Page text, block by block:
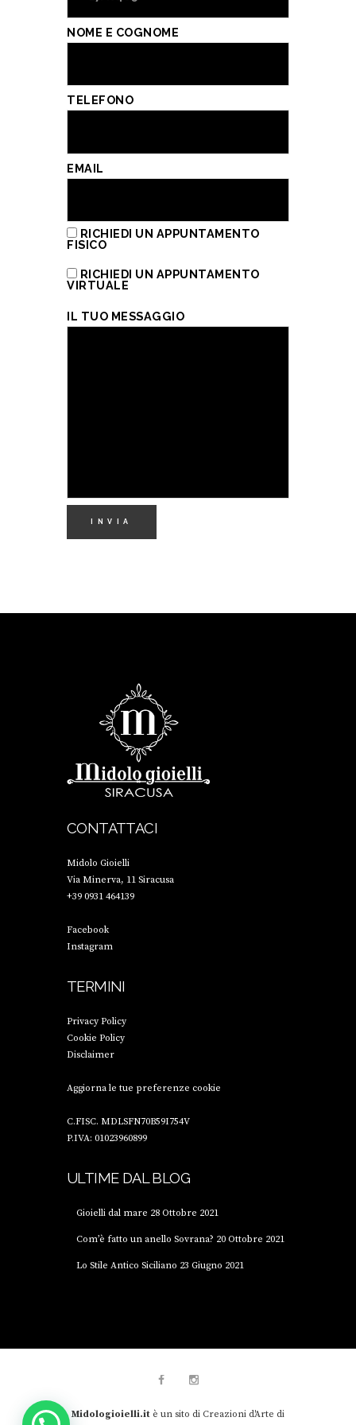
NOME E COGNOME
TELEFONO
EMAIL
RICHIEDI UN APPUNTAMENTO
FISICO
RICHIEDI UN APPUNTAMENTO
VIRTUALE
IL TUO MESSAGGIO
CONTATTACI
Midolo Gioielli
Via Minerva, 11 Siracusa
+39 0931 464139
Facebook
Instagram
TERMINI
Privacy Policy
Cookie Policy
Disclaimer
Aggiorna le tue preferenze cookie
C.FISC. MDLSFN70B59I754V
P.IVA: 01023960899
ULTIME DAL BLOG
Gioielli dal mare 28 Ottobre 2021
Com’è fatto un anello Sovrana? 20 Ottobre 2021
Lo Stile Antico Siciliano 23 Giugno 2021
Midologioielli.it è un sito di Creazioni d'Arte di